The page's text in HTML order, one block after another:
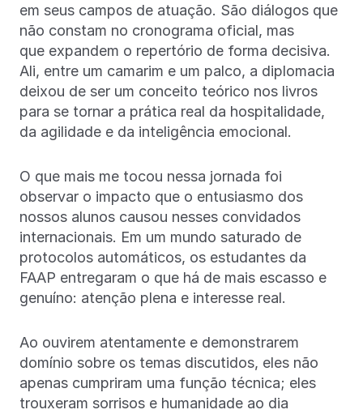
em seus campos de atuação. São diálogos que
não constam no cronograma oficial, mas
que expandem o repertório de forma decisiva.
Ali, entre um camarim e um palco, a diplomacia
deixou de ser um conceito teórico nos livros
para se tornar a prática real da hospitalidade,
da agilidade e da inteligência emocional.
O que mais me tocou nessa jornada foi
observar o impacto que o entusiasmo dos
nossos alunos causou nesses convidados
internacionais. Em um mundo saturado de
protocolos automáticos, os estudantes da
FAAP entregaram o que há de mais escasso e
genuíno: atenção plena e interesse real.
Ao ouvirem atentamente e demonstrarem
domínio sobre os temas discutidos, eles não
apenas cumpriram uma função técnica; eles
trouxeram sorrisos e humanidade ao dia